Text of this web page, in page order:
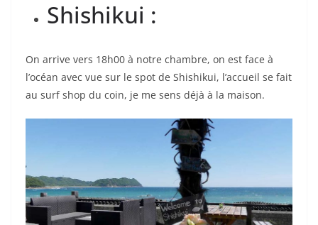
Shishikui :
On arrive vers 18h00 à notre chambre, on est face à
l’océan avec vue sur le spot de Shishikui, l’accueil se fait
au surf shop du coin, je me sens déjà à la maison.